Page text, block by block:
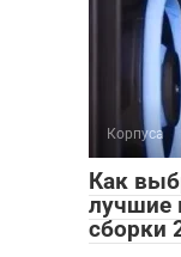
Корпуса
Как
лучшие
сборки